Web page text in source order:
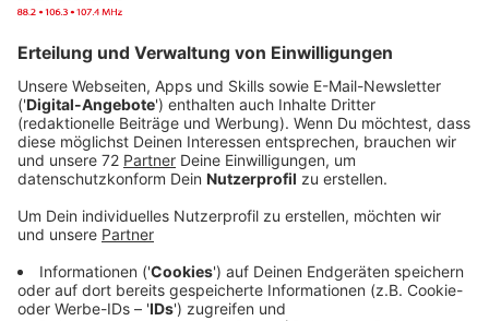
"Boy Made Out of Stars". Milow, der für seine warme
Stimme und gefühlvolle Musik bekannt ist, beschreibt
das Album als eine Art persönliches Tagebuch, das
Einblicke in seine Gedanken und Erlebnisse bietet.
Mittlerweile spricht er sogar fließend Deutsch. Die
Sprache lernte er noch intensiver, um sich den
Herausforderungen zu stellen und sich in der
Familie in Los Angeles, fühlt sich jedoch immer noch
der ständigen Bewegung zwischen den beiden Orten.